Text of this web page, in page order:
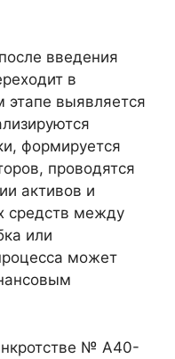
введения
в
выявляется
формируется
проводятся
активов и
средств между
или
может
№ А40-